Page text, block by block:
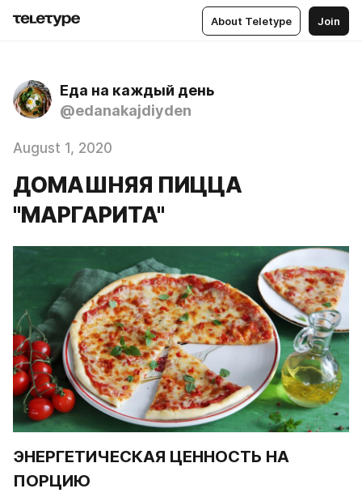
About Teletype Join
Еда на каждый день
@edanakajdiyden
August 1, 2020
ДОМАШНЯЯ ПИЦЦА
"МАРГАРИТА"
ЭНЕРГЕТИЧЕСКАЯ ЦЕННОСТЬ НА
ПОРЦИЮ